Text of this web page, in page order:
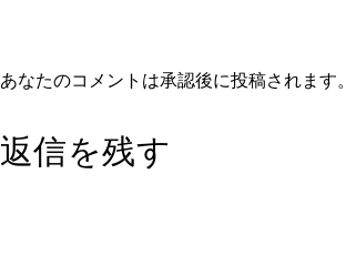
あなたのコメントは承認後に投稿されます。
返信を残す